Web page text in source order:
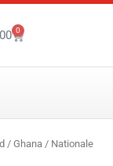
0
Winkelwagen
/ Ghana / Nationale